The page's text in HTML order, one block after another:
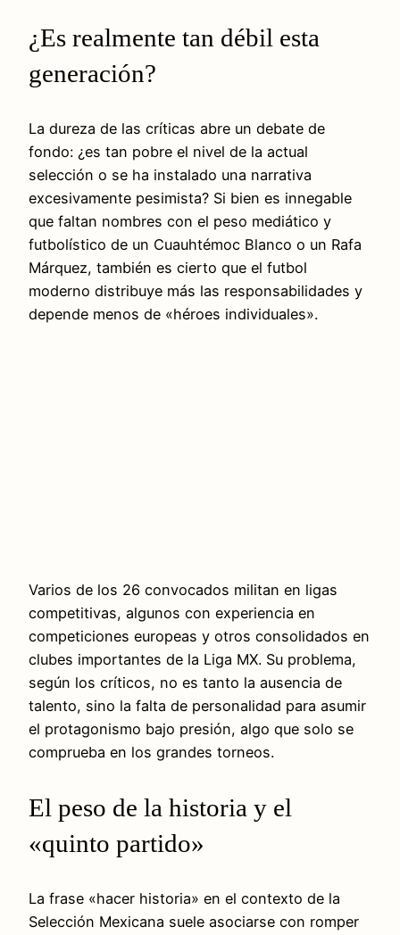
¿Es realmente tan débil esta
generación?
La dureza de las críticas abre un debate de
fondo: ¿es tan pobre el nivel de la actual
selección o se ha instalado una narrativa
excesivamente pesimista? Si bien es innegable
que faltan nombres con el peso mediático y
futbolístico de un Cuauhtémoc Blanco o un Rafa
Márquez, también es cierto que el futbol
moderno distribuye más las responsabilidades y
depende menos de «héroes individuales».
Varios de los 26 convocados militan en ligas
competitivas, algunos con experiencia en
competiciones europeas y otros consolidados en
clubes importantes de la Liga MX. Su problema,
según los críticos, no es tanto la ausencia de
talento, sino la falta de personalidad para asumir
el protagonismo bajo presión, algo que solo se
comprueba en los grandes torneos.
El peso de la historia y el
«quinto partido»
La frase «hacer historia» en el contexto de la
Selección Mexicana suele asociarse con romper